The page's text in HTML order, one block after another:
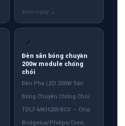
✓
Đèn sân bóng chuyền
200w module chống
chói
Đèn Pha LED 200W Sân
Bóng Chuyền Chống Chói
TDLF-MKH200-BCV — Chip
Bridgelux/Philips/Cree,